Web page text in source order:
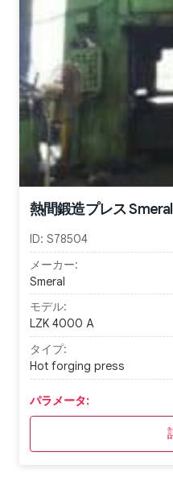
熱間鍛造プレス
ID: S78504
メーカー:
Smeral
モデル:
LZK 4000 A
タイプ:
Hot forging press
パラメータ: